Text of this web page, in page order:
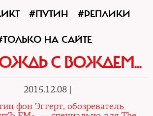
#ПУТИН #РЕПЛИКИ
НА САЙТЕ
С ВОЖДЕМ...
2015.12.08 |
фон Эггерт, обозреватель